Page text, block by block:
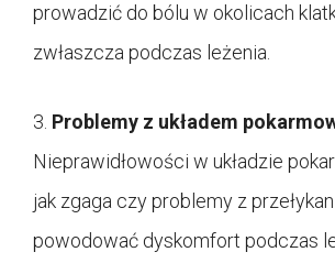
prowadzić do bólu w okolicach
zwłaszcza podczas leżenia.
3. Problemy z układem
Nieprawidłowości w układzie
jak zgaga czy problemy z
powodować dyskomfort podczas